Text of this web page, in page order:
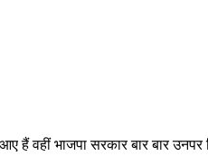
वहीं भाजपा सरकार बार बार उनपर